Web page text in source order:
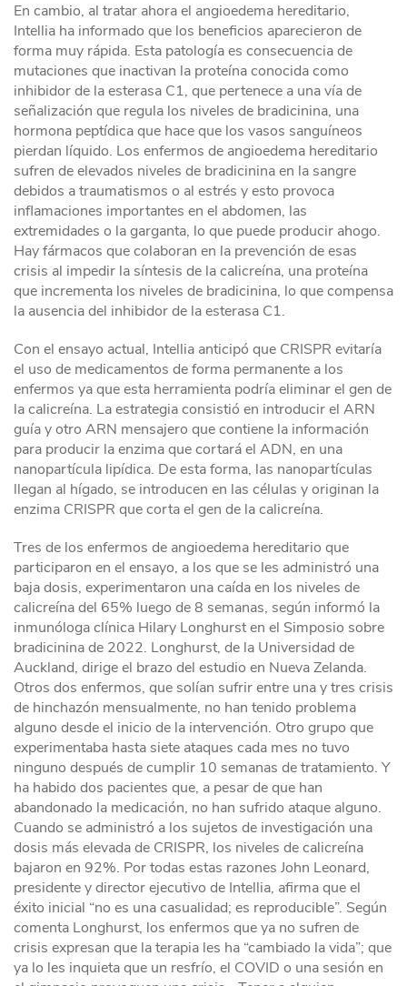
En cambio, al tratar ahora el angioedema hereditario,
Intellia ha informado que los beneficios aparecieron de
forma muy rápida. Esta patología es consecuencia de
mutaciones que inactivan la proteína conocida como
inhibidor de la esterasa C1, que pertenece a una vía de
señalización que regula los niveles de bradicinina, una
hormona peptídica que hace que los vasos sanguíneos
pierdan líquido. Los enfermos de angioedema hereditario
sufren de elevados niveles de bradicinina en la sangre
debidos a traumatismos o al estrés y esto provoca
inflamaciones importantes en el abdomen, las
extremidades o la garganta, lo que puede producir ahogo.
Hay fármacos que colaboran en la prevención de esas
crisis al impedir la síntesis de la calicreína, una proteína
que incrementa los niveles de bradicinina, lo que compensa
la ausencia del inhibidor de la esterasa C1.
Con el ensayo actual, Intellia anticipó que CRISPR evitaría
el uso de medicamentos de forma permanente a los
enfermos ya que esta herramienta podría eliminar el gen de
la calicreína. La estrategia consistió en introducir el ARN
guía y otro ARN mensajero que contiene la información
para producir la enzima que cortará el ADN, en una
nanopartícula lipídica. De esta forma, las nanopartículas
llegan al hígado, se introducen en las células y originan la
enzima CRISPR que corta el gen de la calicreína.
Tres de los enfermos de angioedema hereditario que
participaron en el ensayo, a los que se les administró una
baja dosis, experimentaron una caída en los niveles de
calicreína del 65% luego de 8 semanas, según informó la
inmunóloga clínica Hilary Longhurst en el Simposio sobre
bradicinina de 2022. Longhurst, de la Universidad de
Auckland, dirige el brazo del estudio en Nueva Zelanda.
Otros dos enfermos, que solían sufrir entre una y tres crisis
de hinchazón mensualmente, no han tenido problema
alguno desde el inicio de la intervención. Otro grupo que
experimentaba hasta siete ataques cada mes no tuvo
ninguno después de cumplir 10 semanas de tratamiento. Y
ha habido dos pacientes que, a pesar de que han
abandonado la medicación, no han sufrido ataque alguno.
Cuando se administró a los sujetos de investigación una
dosis más elevada de CRISPR, los niveles de calicreína
bajaron en 92%. Por todas estas razones John Leonard,
presidente y director ejecutivo de Intellia, afirma que el
éxito inicial “no es una casualidad; es reproducible”. Según
comenta Longhurst, los enfermos que ya no sufren de
crisis expresan que la terapia les ha “cambiado la vida”; que
ya lo les inquieta que un resfrío, el COVID o una sesión en